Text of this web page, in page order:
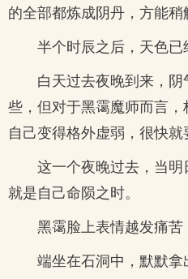
的全部都炼成阴丹，方能稍
半个时辰之后，天色已
白天过去夜晚到来，
些，但对于黑霭魔师而言
自己变得格外虚弱，很快就
这一个夜晚过去，当
就是自己命陨之时。
黑霭脸上表情越发痛苦
端坐在石洞中，默默